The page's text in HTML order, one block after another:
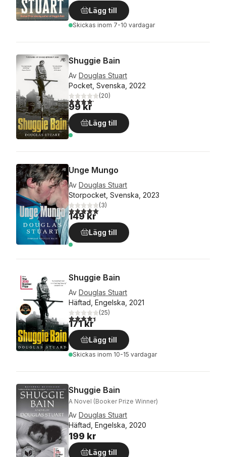
Lägg till
Skickas inom 7-10 vardagar
Shuggie Bain
Av Douglas Stuart
Pocket, Svenska, 2022
4,2utav 5 stjärnor. Totalt antal röster:
(20)
99 kr
Lägg till
Unge Mungo
Av Douglas Stuart
Storpocket, Svenska, 2023
5,0utav 5 stjärnor. Totalt antal röster:
(3)
149 kr
Lägg till
Shuggie Bain
Av Douglas Stuart
Häftad, Engelska, 2021
4,4utav 5 stjärnor. Totalt antal röster:
(25)
171 kr
Lägg till
Skickas inom 10-15 vardagar
Shuggie Bain
A Novel (Booker Prize Winner)
Av Douglas Stuart
Häftad, Engelska, 2020
199 kr
Lägg till